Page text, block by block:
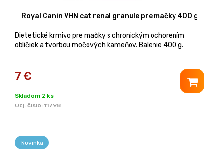
Royal Canin VHN cat renal granule pre mačky 400 g
Dietetické krmivo pre mačky s chronickým ochorením
obličiek a tvorbou močových kameňov. Balenie 400 g.
7 €
Skladom 2 ks
Obj. čislo: 11798
Novinka